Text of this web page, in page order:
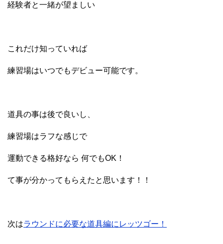
経験者と一緒が望ましい
これだけ知っていれば
練習場はいつでもデビュー可能です。
道具の事は後で良いし、
練習場はラフな感じで
運動できる格好なら 何でもOK！
て事が分かってもらえたと思います！！
次はラウンドに必要な道具編にレッツゴー！